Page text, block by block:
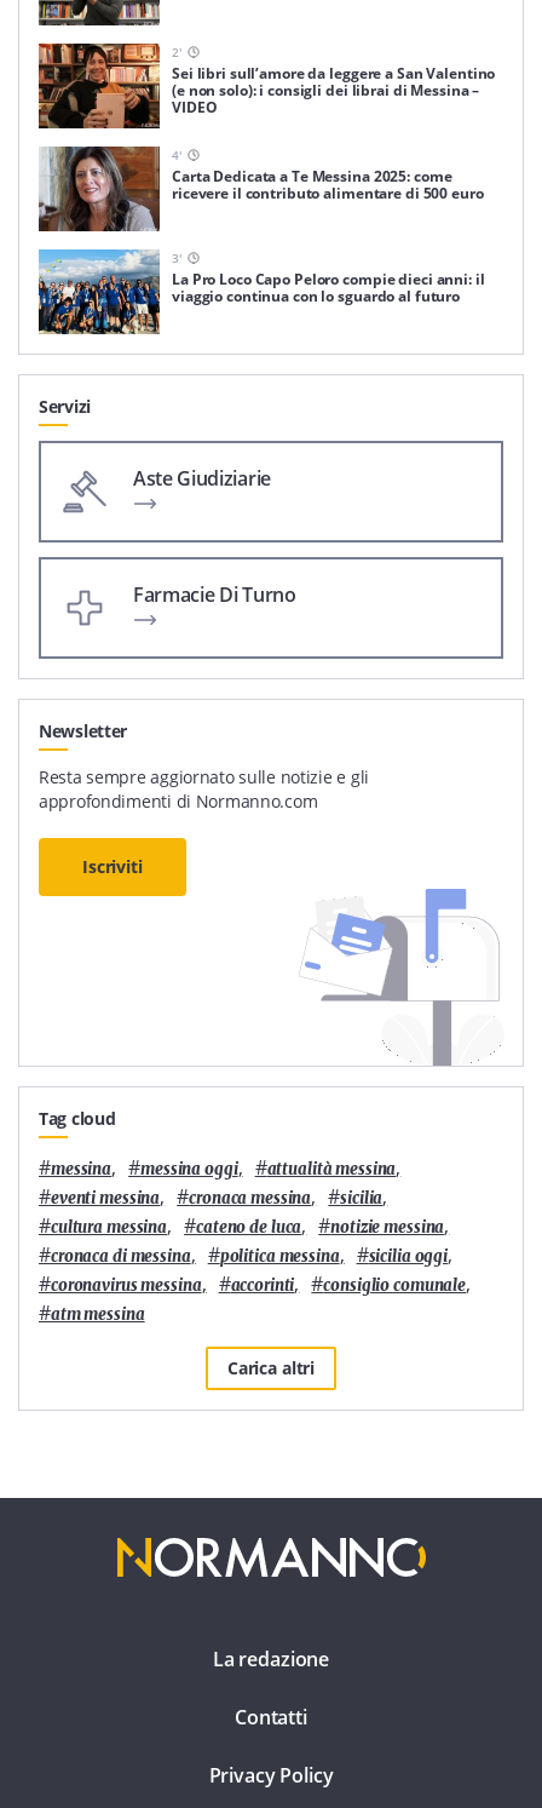
2'
Sei libri sull’amore da leggere a San Valentino
(e non solo): i consigli dei librai di Messina –
VIDEO
4'
Carta Dedicata a Te Messina 2025: come
ricevere il contributo alimentare di 500 euro
3'
La Pro Loco Capo Peloro compie dieci anni: il
viaggio continua con lo sguardo al futuro
Servizi
Aste Giudiziarie
Farmacie Di Turno
Newsletter
Resta sempre aggiornato sulle notizie e gli
approfondimenti di Normanno.com
Iscriviti
Tag cloud
#messina, #messina oggi, #attualità messina,
#eventi messina, #cronaca messina, #sicilia,
#cultura messina, #cateno de luca, #notizie messina,
#cronaca di messina, #politica messina, #sicilia oggi,
#coronavirus messina, #accorinti, #consiglio comunale,
#atm messina
Carica altri
La redazione
Contatti
Privacy Policy